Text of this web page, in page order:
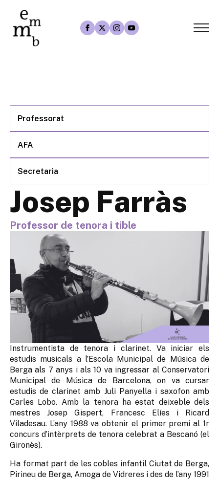
Professorat
AFA
Secretaria
Josep Farràs
Professor de tenora i tible
Instrumentista de tenora i clarinet. Va iniciar els
estudis musicals a l’Escola Municipal de Música de
Berga als 7 anys i als 10 va ingressar al Conservatori
Municipal de Música de Barcelona, on va cursar
estudis de clarinet amb Juli Panyella i saxofon amb
Carles Lobo. Amb la tenora ha estat deixeble dels
mestres Josep Gispert, Francesc Elíes i Ricard
Viladesau. L’any 1988 va obtenir el primer premi al 1r
concurs d’intèrprets de tenora celebrat a Bescanó (el
Gironès).
Ha format part de les cobles infantil Ciutat de Berga,
Pirineu de Berga, Amoga de Vidreres i des de l’any 1991